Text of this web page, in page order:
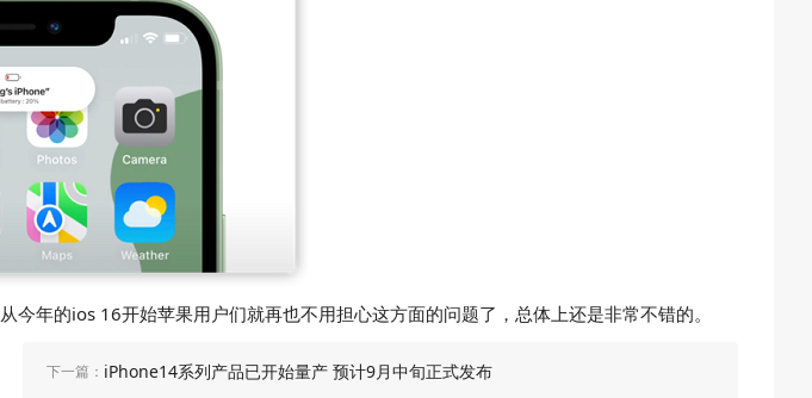
年的ios 16开始苹果用户们就再也不用担心这方面的问题了，总体上还是非常不错的。
下一篇： iPhone14系列产品已开始量产 预计9月中旬正式发布